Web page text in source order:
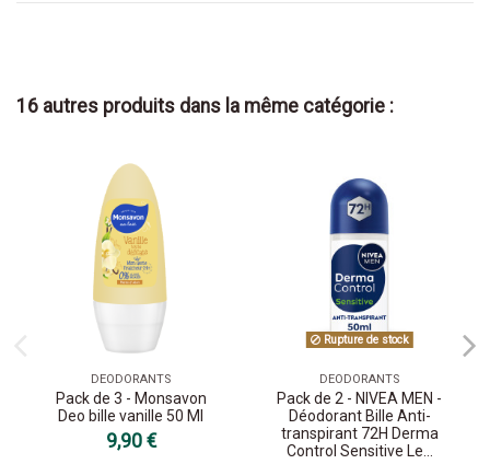
16 autres produits dans la même catégorie :
DEODORANTS
Pack de 3 - Monsavon
Deo bille vanille 50 Ml
9,90 €
Rupture de stock
DEODORANTS
Pack de 2 - NIVEA MEN -
Déodorant Bille Anti-
transpirant 72H Derma
Control Sensitive Le...